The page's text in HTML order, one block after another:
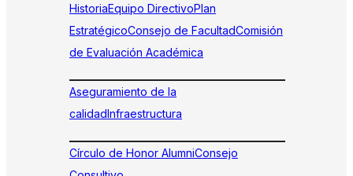
HistoriaEquipo DirectivoPlan
EstratégicoConsejo de FacultadComisión
de Evaluación Académica
Aseguramiento de la
calidadInfraestructura
Círculo de Honor AlumniConsejo